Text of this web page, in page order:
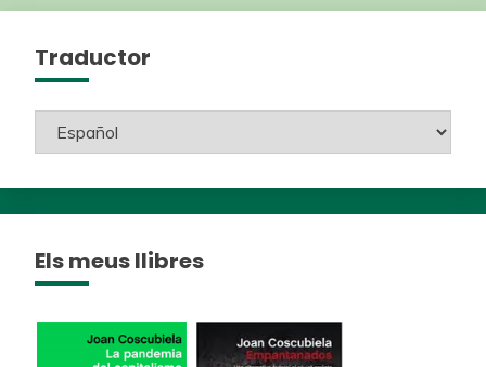
Traductor
Els meus llibres